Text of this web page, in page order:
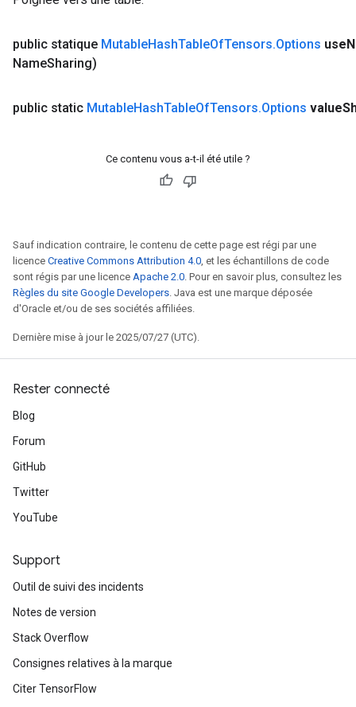
public statique MutableHashTableOfTensors.Options use
NameSharing)
public static MutableHashTableOfTensors.Options value
Ce contenu vous a-t-il été utile ?
Sauf indication contraire, le contenu de cette page est régi par une
licence Creative Commons Attribution 4.0, et les échantillons de code
sont régis par une licence Apache 2.0. Pour en savoir plus, consultez les
Règles du site Google Developers. Java est une marque déposée
d'Oracle et/ou de ses sociétés affiliées.
Dernière mise à jour le 2025/07/27 (UTC).
Rester connecté
Blog
Forum
GitHub
Twitter
YouTube
Support
Outil de suivi des incidents
Notes de version
Stack Overflow
Consignes relatives à la marque
Citer TensorFlow